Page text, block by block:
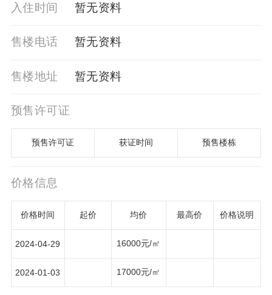
入住时间 暂无资料
售楼电话 暂⽆资料
售楼地址 暂⽆资料
预售许可证
预售许可证 获证时间 预售楼栋
价格信息
价格时间 起价 均价 最高价 价格说明
2024-04-29 16000元/㎡
2024-01-03 17000元/㎡